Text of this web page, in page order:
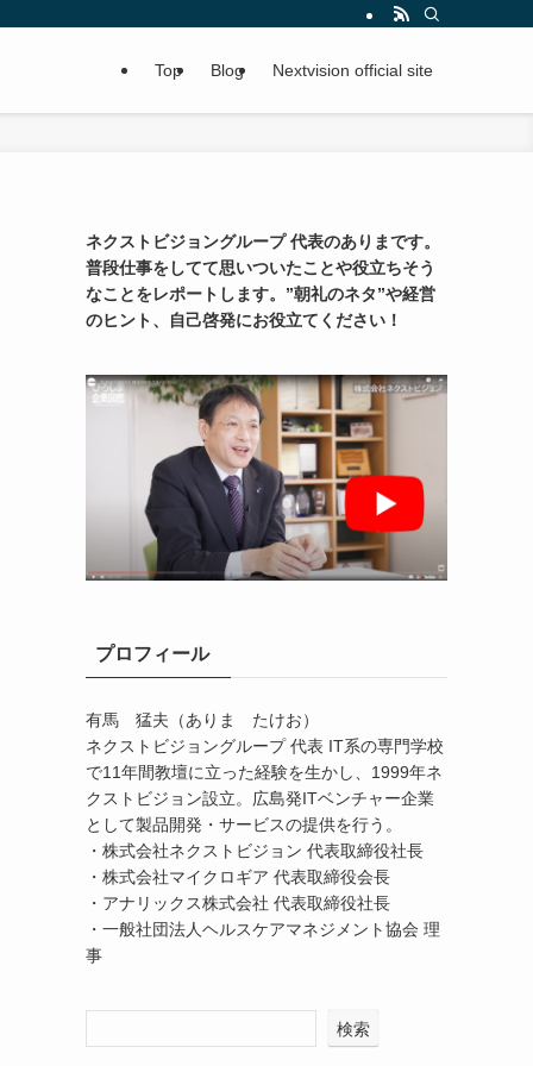
Top Blog Nextvision official site
ネクストビジョングループ 代表のありまです。
普段仕事をしてて思いついたことや役立ちそう
なことをレポートします。”朝礼のネタ”や経営
のヒント、自己啓発にお役立てください！
プロフィール
有馬 猛夫（ありま たけお）
ネクストビジョングループ 代表 IT系の専門学校
で11年間教壇に立った経験を生かし、1999年ネ
クストビジョン設立。広島発ITベンチャー企業
として製品開発・サービスの提供を行う。
・株式会社ネクストビジョン 代表取締役社長
・株式会社マイクロギア 代表取締役会長
・アナリックス株式会社 代表取締役社長
・一般社団法人ヘルスケアマネジメント協会 理
事
検索